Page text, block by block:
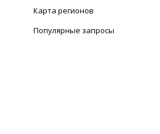
Карта регионов
Популярные запросы